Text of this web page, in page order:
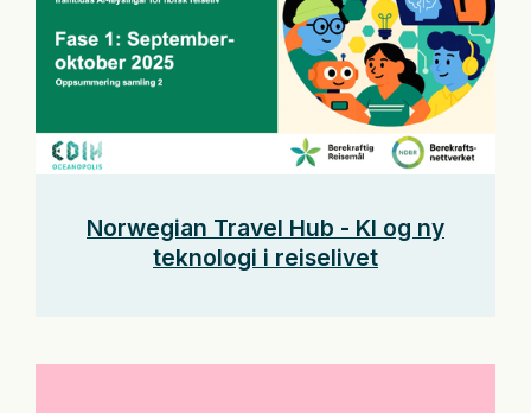
Norwegian Travel Hub - KI og ny
teknologi i reiselivet